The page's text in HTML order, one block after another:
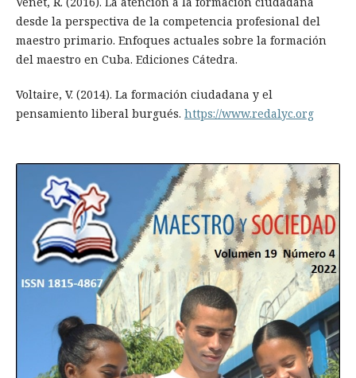
desde la perspectiva de la competencia profesional del
maestro primario. Enfoques actuales sobre la formación
del maestro en Cuba. Ediciones Cátedra.
Voltaire, V. (2014). La formación ciudadana y el
pensamiento liberal burgués. https://www.redalyc.org